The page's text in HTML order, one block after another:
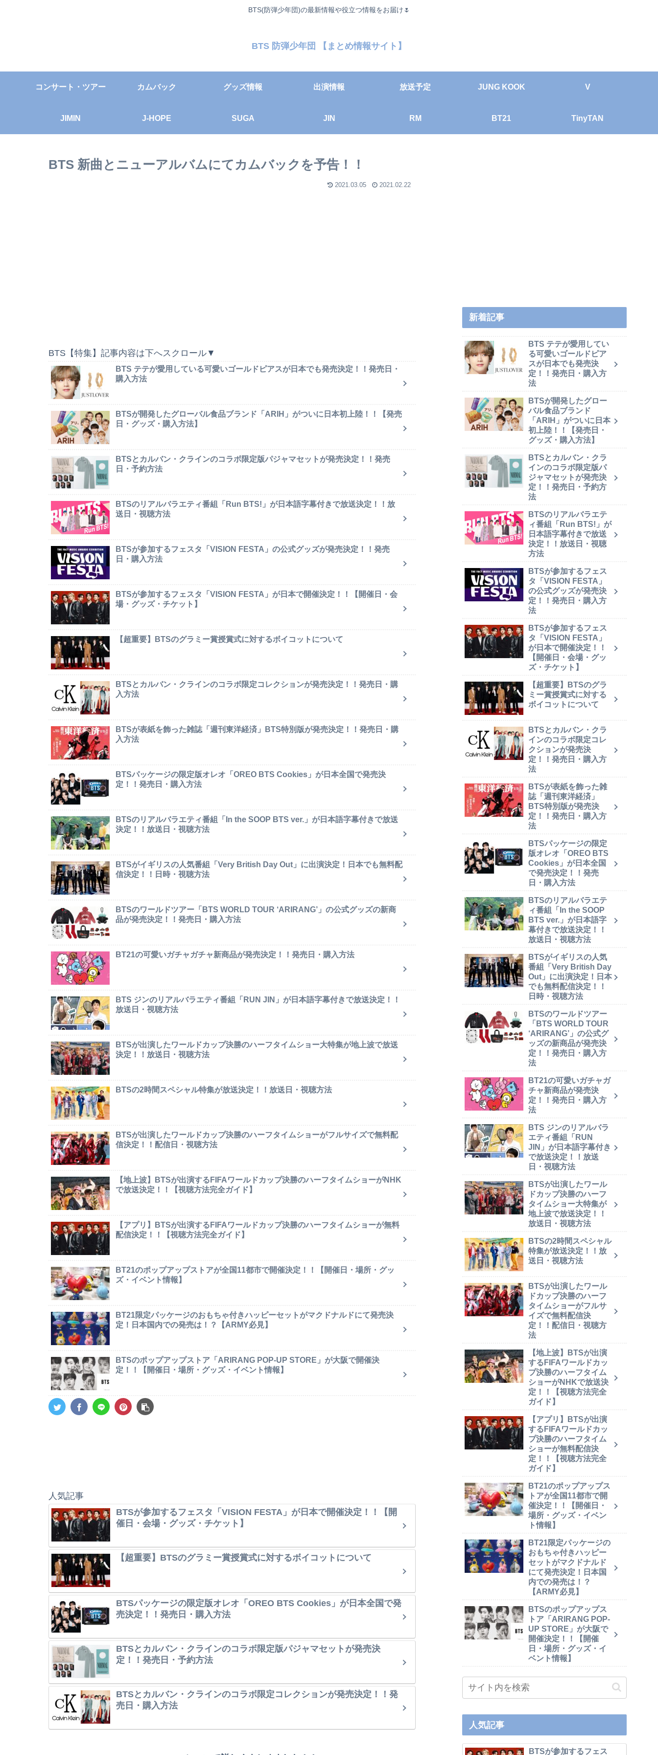
BTS(防弾少年団)の最新情報や役立つ情報をお届け🌷
BTS 防弾少年団 【まとめ情報サイト】
コンサート・ツアー カムバック グッズ情報 出演情報 放送予定 JUNG KOOK V
JIMIN J-HOPE SUGA JIN RM BT21 TinyTAN
BTS 新曲とニューアルバムにてカムバックを予告！！
2021.03.05 2021.02.22
BTS【特集】記事内容は下へスクロール▼
BTS テテが愛用している可愛いゴールドピアスが日本でも発売決定！！発売日・
購入方法
BTSが開発したグローバル食品ブランド「ARIH」がついに日本初上陸！！【発売
日・グッズ・購入方法】
BTSとカルバン・クラインのコラボ限定版パジャマセットが発売決定！！発売
日・予約方法
BTSのリアルバラエティ番組「Run BTS!」が日本語字幕付きで放送決定！！放
送日・視聴方法
BTSが参加するフェスタ「VISION FESTA」の公式グッズが発売決定！！発売
日・購入方法
BTSが参加するフェスタ「VISION FESTA」が日本で開催決定！！【開催日・会
場・グッズ・チケット】
【超重要】BTSのグラミー賞授賞式に対するボイコットについて
BTSとカルバン・クラインのコラボ限定コレクションが発売決定！！発売日・購
入方法
BTSが表紙を飾った雑誌「週刊東洋経済」BTS特別版が発売決定！！発売日・購
入方法
BTSパッケージの限定版オレオ「OREO BTS Cookies」が日本全国で発売決
定！！発売日・購入方法
BTSのリアルバラエティ番組「In the SOOP BTS ver.」が日本語字幕付きで放送
決定！！放送日・視聴方法
BTSがイギリスの人気番組「Very British Day Out」に出演決定！日本でも無料配
信決定！！日時・視聴方法
BTSのワールドツアー「BTS WORLD TOUR ‘ARIRANG’」の公式グッズの新商
品が発売決定！！発売日・購入方法
BT21の可愛いガチャガチャ新商品が発売決定！！発売日・購入方法
BTS ジンのリアルバラエティ番組「RUN JIN」が日本語字幕付きで放送決定！！
放送日・視聴方法
BTSが出演したワールドカップ決勝のハーフタイムショー大特集が地上波で放送
決定！！放送日・視聴方法
BTSの2時間スペシャル特集が放送決定！！放送日・視聴方法
BTSが出演したワールドカップ決勝のハーフタイムショーがフルサイズで無料配
信決定！！配信日・視聴方法
【地上波】BTSが出演するFIFAワールドカップ決勝のハーフタイムショーがNHK
で放送決定！！【視聴方法完全ガイド】
【アプリ】BTSが出演するFIFAワールドカップ決勝のハーフタイムショーが無料
配信決定！！【視聴方法完全ガイド】
BT21のポップアップストアが全国11都市で開催決定！！【開催日・場所・グッ
ズ・イベント情報】
BT21限定パッケージのおもちゃ付きハッピーセットがマクドナルドにて発売決
定！日本国内での発売は！？【ARMY必見】
BTSのポップアップストア「ARIRANG POP-UP STORE」が大阪で開催決
定！！【開催日・場所・グッズ・イベント情報】
人気記事
BTSが参加するフェスタ「VISION FESTA」が日本で開催決定！！【開
催日・会場・グッズ・チケット】
【超重要】BTSのグラミー賞授賞式に対するボイコットについて
BTSパッケージの限定版オレオ「OREO BTS Cookies」が日本全国で発
売決定！！発売日・購入方法
BTSとカルバン・クラインのコラボ限定版パジャマセットが発売決
定！！発売日・予約方法
BTSとカルバン・クラインのコラボ限定コレクションが発売決定！！発
売日・購入方法
新着記事
BTS テテが愛用してい
る可愛いゴールドピア
スが日本でも発売決
定！！発売日・購入方
法
BTSが開発したグロー
バル食品ブランド
「ARIH」がついに日本
初上陸！！【発売日・
グッズ・購入方法】
BTSとカルバン・クラ
インのコラボ限定版パ
ジャマセットが発売決
定！！発売日・予約方
法
BTSのリアルバラエテ
ィ番組「Run BTS!」が
日本語字幕付きで放送
決定！！放送日・視聴
方法
BTSが参加するフェス
タ「VISION FESTA」
の公式グッズが発売決
定！！発売日・購入方
法
BTSが参加するフェス
タ「VISION FESTA」
が日本で開催決定！！
【開催日・会場・グッ
ズ・チケット】
【超重要】BTSのグラ
ミー賞授賞式に対する
ボイコットについて
BTSとカルバン・クラ
インのコラボ限定コレ
クションが発売決
定！！発売日・購入方
法
BTSが表紙を飾った雑
誌「週刊東洋経済」
BTS特別版が発売決
定！！発売日・購入方
法
BTSパッケージの限定
版オレオ「OREO BTS
Cookies」が日本全国
で発売決定！！発売
日・購入方法
BTSのリアルバラエテ
ィ番組「In the SOOP
BTS ver.」が日本語字
幕付きで放送決定！！
放送日・視聴方法
BTSがイギリスの人気
番組「Very British Day
Out」に出演決定！日本
でも無料配信決定！！
日時・視聴方法
BTSのワールドツアー
「BTS WORLD TOUR
‘ARIRANG’」の公式グ
ッズの新商品が発売決
定！！発売日・購入方
法
BT21の可愛いガチャガ
チャ新商品が発売決
定！！発売日・購入方
法
BTS ジンのリアルバラ
エティ番組「RUN
JIN」が日本語字幕付き
で放送決定！！放送
日・視聴方法
BTSが出演したワール
ドカップ決勝のハーフ
タイムショー大特集が
地上波で放送決定！！
放送日・視聴方法
BTSの2時間スペシャル
特集が放送決定！！放
送日・視聴方法
BTSが出演したワール
ドカップ決勝のハーフ
タイムショーがフルサ
イズで無料配信決
定！！配信日・視聴方
法
【地上波】BTSが出演
するFIFAワールドカッ
プ決勝のハーフタイム
ショーがNHKで放送決
定！！【視聴方法完全
ガイド】
【アプリ】BTSが出演
するFIFAワールドカッ
プ決勝のハーフタイム
ショーが無料配信決
定！！【視聴方法完全
ガイド】
BT21のポップアップス
トアが全国11都市で開
催決定！！【開催日・
場所・グッズ・イベン
ト情報】
BT21限定パッケージの
おもちゃ付きハッピー
セットがマクドナルド
にて発売決定！日本国
内での発売は！？
【ARMY必見】
BTSのポップアップス
トア「ARIRANG POP-
UP STORE」が大阪で
開催決定！！【開催
日・場所・グッズ・イ
ベント情報】
人気記事
BTSが参加するフェス